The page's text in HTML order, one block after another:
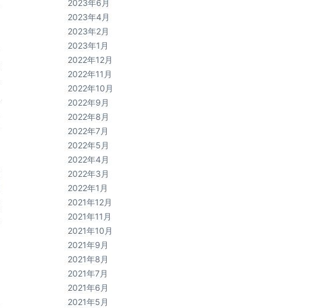
2023年6月
2023年4月
2023年2月
2023年1月
2022年12月
2022年11月
2022年10月
2022年9月
2022年8月
2022年7月
2022年5月
2022年4月
2022年3月
2022年1月
2021年12月
2021年11月
2021年10月
2021年9月
2021年8月
2021年7月
2021年6月
2021年5月